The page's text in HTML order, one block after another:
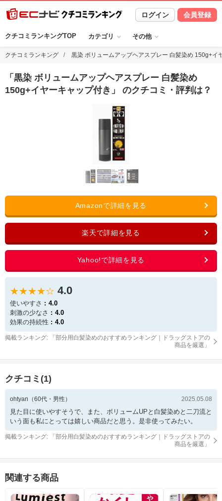
ログイン 会員登録
クチコミランキングTOP カテゴリ その他
クチコミランキング 黒染 ボリュームアップヘアスプレー 白髪染め 150g+イ
「 黒染 ボリュームアップヘアスプレー 白髪染め
150g+イヤーキャップ付き 」 のクチコミ・評判は？
★★★★☆ 4.0
使いやすさ
4.0
刺激の少なさ
4.0
効果の持続性
4.0
掲載ランキング: 「 部分用白髪染めのおすすめランキング｜ドラッグストアの
商品を厳選 」
クチコミ(1)
ohtyan （60代・ 男性 ） 2025.05.08
見た目に使いやすそうで、また、ボリュームUPと白髪染めと二刀流と
いう面も私にとっては嬉しい商品だと思う。是非使ってみたい。
掲載ランキング: 「 部分用白髪染めのおすすめランキング｜ドラッグストアの
商品を厳選 」
関連する商品